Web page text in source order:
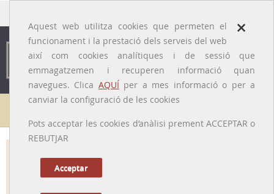
×
Aquest web utilitza cookies que permeten el
funcionament i la prestació dels serveis del web
així com cookies analítiques i de sessió que
emmagatzemen i recuperen informació quan
navegues. Clica AQUÍper a mes informació o per a
canviar la configuració de les cookies
Pots acceptar les cookies d’anàlisi prement ACCEPTAR o
REBUTJAR
Acceptar
Galeria de metges
[Concabella, c. 1770 – París?, d. 1820?]